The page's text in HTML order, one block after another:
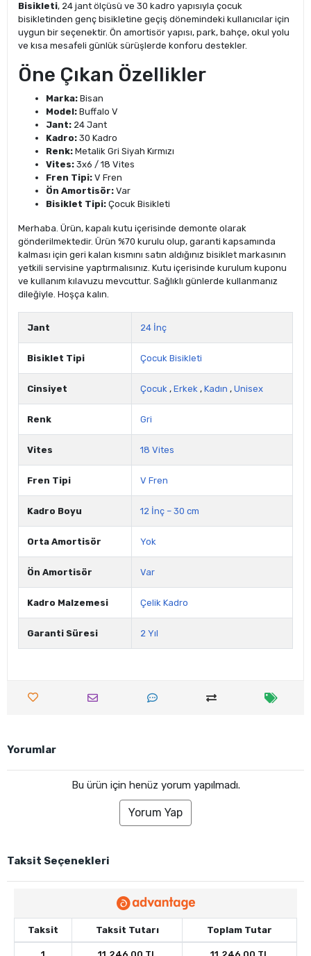
Bisikleti, 24 jant ölçüsü ve 30 kadro yapısıyla çocuk
bisikletinden genç bisikletine geçiş dönemindeki kullanıcılar için
uygun bir seçenektir. Ön amortisör yapısı, park, bahçe, okul yolu
ve kısa mesafeli günlük sürüşlerde konforu destekler.
Öne Çıkan Özellikler
Marka: Bisan
Model: Buffalo V
Jant: 24 Jant
Kadro: 30 Kadro
Renk: Metalik Gri Siyah Kırmızı
Vites: 3x6 / 18 Vites
Fren Tipi: V Fren
Ön Amortisör: Var
Bisiklet Tipi: Çocuk Bisikleti
Merhaba. Ürün, kapalı kutu içerisinde demonte olarak
gönderilmektedir. Ürün %70 kurulu olup, garanti kapsamında
kalması için geri kalan kısmını satın aldığınız bisiklet markasının
yetkili servisine yaptırmalısınız. Kutu içerisinde kurulum kuponu
ve kullanım kılavuzu mevcuttur. Sağlıklı günlerde kullanmanız
dileğiyle. Hoşça kalın.
Jant 24 İnç
Bisiklet Tipi Çocuk Bisikleti
Cinsiyet Çocuk , Erkek , Kadın , Unisex
Renk Gri
Vites 18 Vites
Fren Tipi V Fren
Kadro Boyu 12 İnç – 30 cm
Orta Amortisör Yok
Ön Amortisör Var
Kadro Malzemesi Çelik Kadro
Garanti Süresi 2 Yıl
Yorumlar
Bu ürün için henüz yorum yapılmadı.
Yorum Yap
Taksit Seçenekleri
Taksit Taksit Tutarı Toplam Tutar